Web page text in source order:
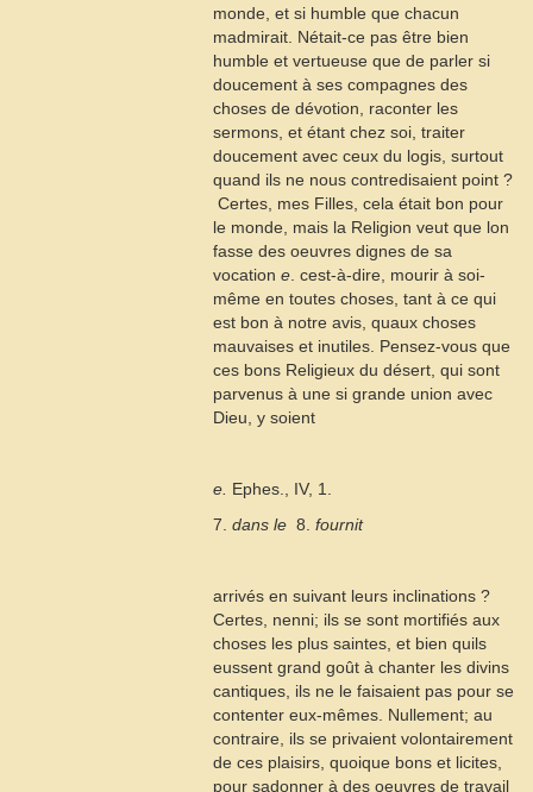
monde, et si humble que chacun
madmirait. Nétait-ce pas être bien
humble et vertueuse que de parler si
doucement à ses compagnes des
choses de dévotion, raconter les
sermons, et étant chez soi, traiter
doucement avec ceux du logis, surtout
quand ils ne nous contredisaient point ?
 Certes, mes Filles, cela était bon pour
le monde, mais la Religion veut que lon
fasse des oeuvres dignes de sa
vocation e . cest-à-dire, mourir à soi-
même en toutes choses, tant à ce qui
est bon à notre avis, quaux choses
mauvaises et inutiles. Pensez-vous que
ces bons Religieux du désert, qui sont
parvenus à une si grande union avec
Dieu, y soient
e. Ephes., IV, 1.
7. dans le  8. fournit
arrivés en suivant leurs inclinations ?
Certes, nenni; ils se sont mortifiés aux
choses les plus saintes, et bien quils
eussent grand goût à chanter les divins
cantiques, ils ne le faisaient pas pour se
contenter eux-mêmes. Nullement; au
contraire, ils se privaient volontairement
de ces plaisirs, quoique bons et licites,
pour sadonner à des oeuvres de travail